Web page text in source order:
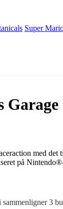
Super
Garage
med
på
sammenligner 3